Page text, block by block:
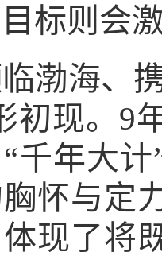
标则会
海、携
初现。9
千年大
怀与定
现了将